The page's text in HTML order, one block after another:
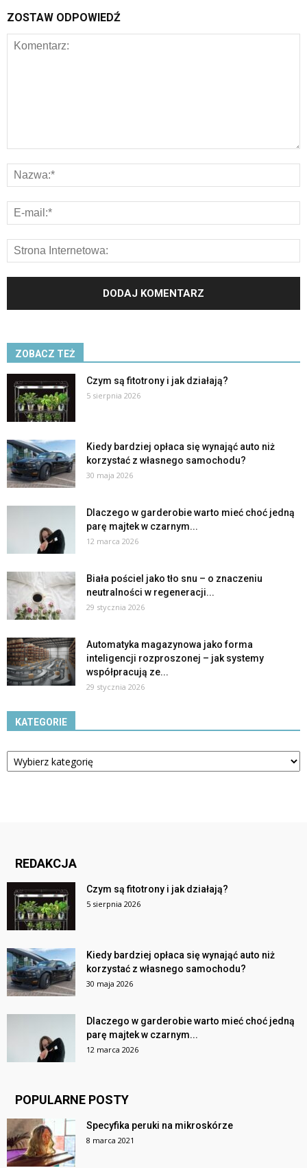
ZOSTAW ODPOWIEDŹ
ZOBACZ TEŻ
Czym są fitotrony i jak działają?
5 sierpnia 2026
Kiedy bardziej opłaca się wynająć auto niż
korzystać z własnego samochodu?
30 maja 2026
Dlaczego w garderobie warto mieć choć jedną
parę majtek w czarnym...
12 marca 2026
Biała pościel jako tło snu – o znaczeniu
neutralności w regeneracji...
29 stycznia 2026
Automatyka magazynowa jako forma
inteligencji rozproszonej – jak systemy
współpracują ze...
29 stycznia 2026
KATEGORIE
Kategorie
REDAKCJA
Czym są fitotrony i jak działają?
5 sierpnia 2026
Kiedy bardziej opłaca się wynająć auto niż
korzystać z własnego samochodu?
30 maja 2026
Dlaczego w garderobie warto mieć choć jedną
parę majtek w czarnym...
12 marca 2026
POPULARNE POSTY
Specyfika peruki na mikroskórze
8 marca 2021